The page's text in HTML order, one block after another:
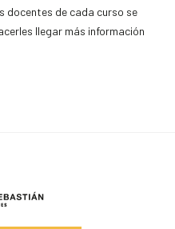
docentes de cada curso se
llegar más información